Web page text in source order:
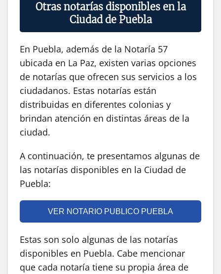
Otras notarías disponibles en la
Ciudad de Puebla
En Puebla, además de la Notaría 57
ubicada en La Paz, existen varias opciones
de notarías que ofrecen sus servicios a los
ciudadanos. Estas notarías están
distribuidas en diferentes colonias y
brindan atención en distintas áreas de la
ciudad.
A continuación, te presentamos algunas de
las notarías disponibles en la Ciudad de
Puebla:
VER NOTARIO PUBLICO PUEBLA
Estas son solo algunas de las notarías
disponibles en Puebla. Cabe mencionar
que cada notaría tiene su propia área de